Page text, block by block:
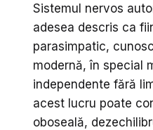
Sistemul nervos
adesea descris ca
parasimpatic,
modernă, în special
independente fără
acest lucru poate
oboseală,